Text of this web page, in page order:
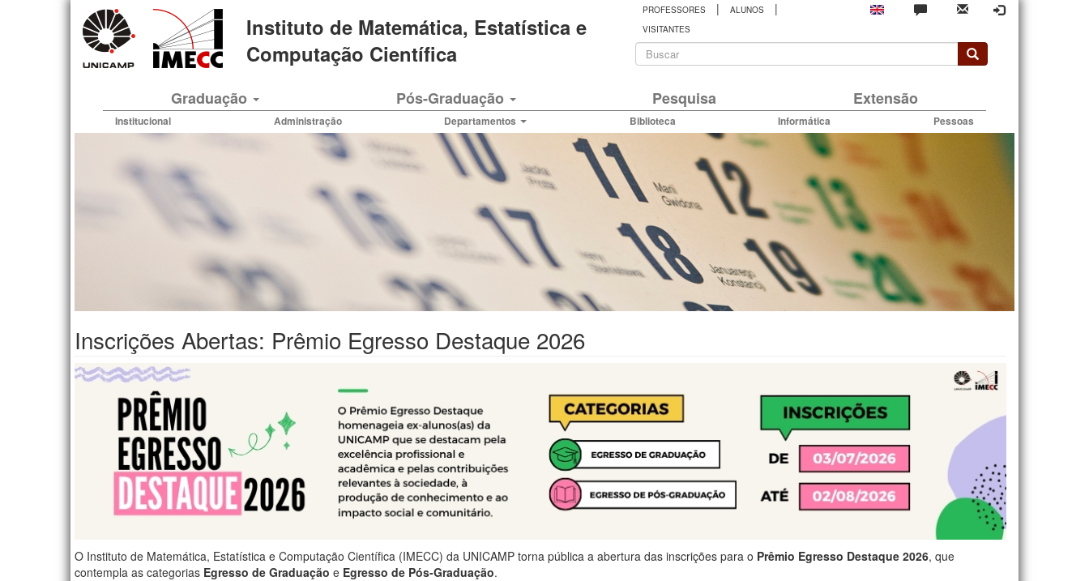
Instituto de Matemática, Estatística e
Computação Científica
PROFESSORES | ALUNOS |
VISITANTES
Formulário
busca
Graduação Pós-Graduação Pesquisa Extensão
Institucional Administração Departamentos Biblioteca Informática Pessoas
Inscrições Abertas: Prêmio Egresso Destaque 2026
O Instituto de Matemática, Estatística e Computação Científica (IMECC) da UNICAMP torna pública a abertura das inscrições para o Prêmio Egresso Destaque 2026, que
contempla as categorias Egresso de Graduação e Egresso de Pós-Graduação.